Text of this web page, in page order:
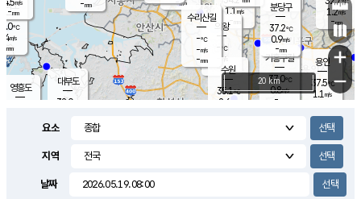
의도
℃
m/s
mm
영흥도
1.1m/s
- mm
용인
37.5℃
1.1 m/s
1.2m/s
-mm
2.5m/s
대부도
32.0
의왕
- ℃
m/s
mm
mm -mm
기흥구갈
37.0℃
0.8m/s
-
수리산길
-℃
-m/s
-mm
분당구
37.2℃
0.9m/s
-mm
m/s
-mm
수원
35.1℃
2.6 m/s
-mm
+
−
20 km
요소
지역
날짜